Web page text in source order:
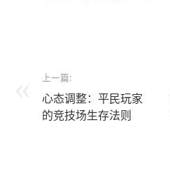
上一篇:
心态调整：平民玩家
的竞技场生存法则